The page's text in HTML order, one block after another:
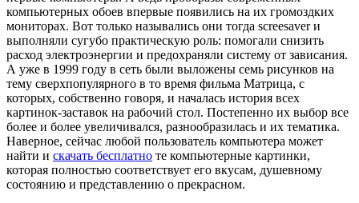
компьютерных обоев впервые появились на их громоздких
мониторах. Вот только назывались они тогда screesaver и
выполняли сугубо практическую роль: помогали снизить
расход электроэнергии и предохраняли систему от зависания.
А уже в 1999 году в сеть были выложены семь рисунков на
тему сверхпопулярного в то время фильма Матрица, с
которых, собственно говоря, и началась история всех
картинок-заставок на рабочий стол. Постепенно их выбор все
более и более увеличивался, разнообразилась и их тематика.
Наверное, сейчас любой пользователь компьютера может
найти и скачать бесплатно те компьютерные картинки,
которая полностью соответствует его вкусам, душевному
состоянию и представлению о прекрасном.